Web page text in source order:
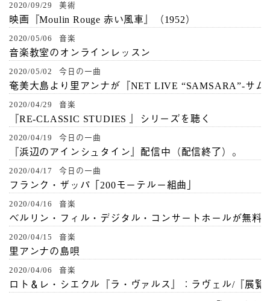
2020/09/29 美術
映画『Moulin Rouge 赤い風車』（1952）
2020/05/06 音楽
音楽教室のオンラインレッスン
2020/05/02 今日の一曲
奄美大島より里アンナが『NET LIVE “SAMSARA”-サ
2020/04/29 音楽
『RE-CLASSIC STUDIES 』シリーズを聴く
2020/04/19 今日の一曲
『浜辺のアインシュタイン』配信中（配信終了）。
2020/04/17 今日の一曲
フランク・ザッパ「200モーテルー組曲」
2020/04/16 音楽
ベルリン・フィル・デジタル・コンサートホールが無料
2020/04/15 音楽
里アンナの島唄
2020/04/06 音楽
ロト＆レ・シエクル『ラ・ヴァルス』：ラヴェル/『展